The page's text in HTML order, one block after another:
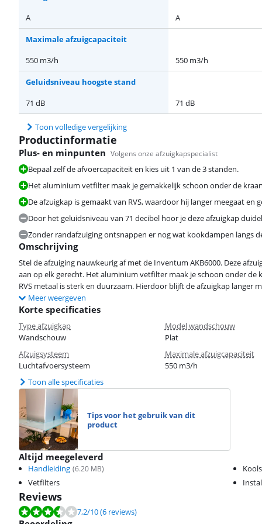
A
A
Maximale afzuigcapaciteit
550 m3/h
550 m3/h
Geluidsniveau hoogste stand
71 dB
71 dB
Toon volledige vergelijking
Productinformatie
Plus- en minpunten Volgens onze afzuigkapspecialist
Bepaal zelf de afvoercapaciteit en kies uit 1 van de 3 standen.
Het aluminium vetfilter maak je gemakkelijk schoon onder de
De afzuigkap is gemaakt van RVS, waardoor hij langer meegaat
Door het geluidsniveau van 71 decibel hoor je deze afzuigkap
Zonder randafzuiging ontsnappen er nog wat kookdampen langs
Omschrijving
Stel de afzuiging nauwkeurig af met de Inventum AKB6000. Deze
aan op elk gerecht. Het aluminium vetfilter maak je schoon onder de
RVS metaal is sterk en duurzaam. Hierdoor blijft de afzuigkap langer
Meer weergeven
Korte specificaties
Type afzuigkap
Wandschouw
Model wandschouw
Plat
Afzuigsysteem
Luchtafvoersysteem
Maximale afzuigcapaciteit
550 m3/h
Toon alle specificaties
Tips voor het gebruik van dit
product
Altijd meegeleverd
Handleiding (6.20 MB)
Vetfilters
Reviews
Beoordeling is 7,2 van de 10, gebaseerd op 6 reviews.
7,2/10(6 reviews)